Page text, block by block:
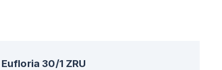
Eufloria 30/1 ZRU